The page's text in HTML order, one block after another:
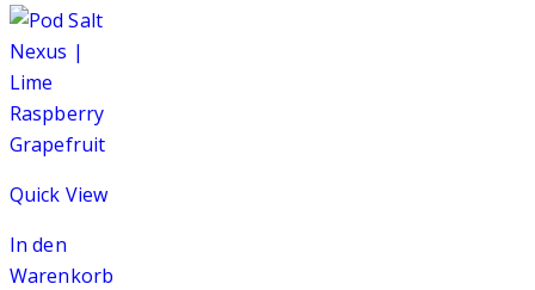
Quick View
In den
Warenkorb